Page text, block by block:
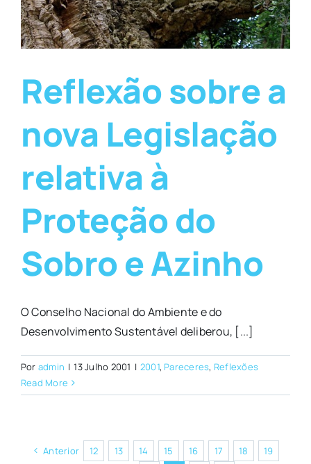
Reflexão sobre a
nova Legislação
relativa à
Proteção do
Sobro e Azinho
O Conselho Nacional do Ambiente e do
Desenvolvimento Sustentável deliberou, [...]
Por admin | 13 Julho 2001 | 2001, Pareceres, Reflexões
Read More
Anterior 12 13 14 15 16 17 18
19